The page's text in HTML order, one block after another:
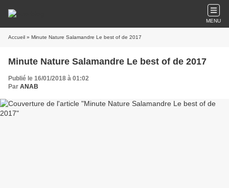
MENU
Accueil » Minute Nature Salamandre Le best of de 2017
Minute Nature Salamandre Le best of de 2017
Publié le 16/01/2018 à 01:02
Par ANAB